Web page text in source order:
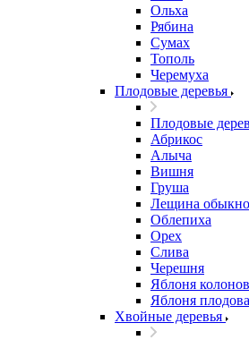
Ольха
Рябина
Сумах
Тополь
Черемуха
Плодовые деревья
Плодовые
Абрикос
Алыча
Вишня
Груша
Лещина
Облепиха
Орех
Слива
Черешня
Яблоня
Яблоня
Хвойные деревья